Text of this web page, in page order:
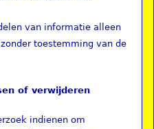
van informatie alleen
toestemming van de
of verwijderen
indienen om